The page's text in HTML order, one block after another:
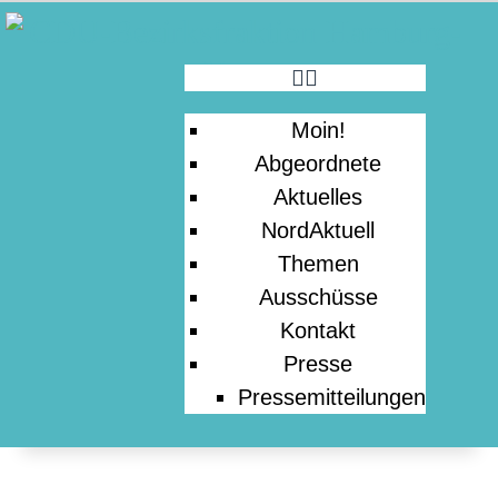
Moin!
Abgeordnete
Aktuelles
NordAktuell
Themen
Ausschüsse
Kontakt
Presse
Pressemitteilungen
MOIN!
ABGEORDNETE
AKTUELLES
NORDAKTUELL
THEMEN
AUSSCHÜSSE
KONTAKT